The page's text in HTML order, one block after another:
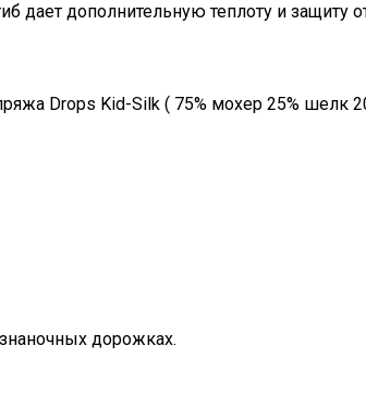
дает дополнительную теплоту и защиту
Drops Kid-Silk ( 75% мохер 25% шелк
дорожках.